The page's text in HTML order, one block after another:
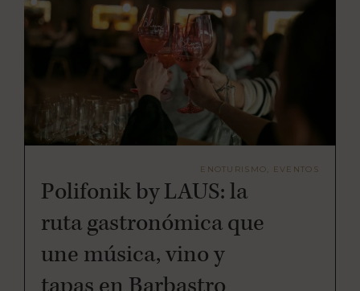
ENOTURISMO, EVENTOS
Polifonik by LAUS: la
ruta gastronómica que
une música, vino y
tapas en Barbastro